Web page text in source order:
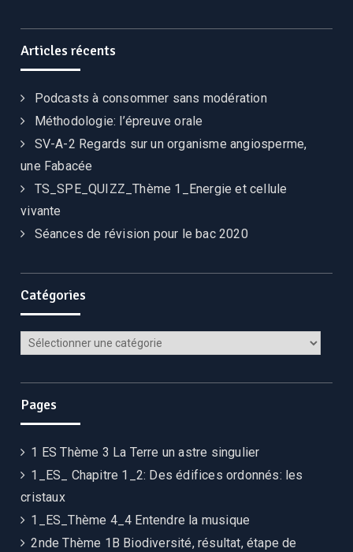
Articles récents
Podcasts à consommer sans modération
Méthodologie: l’épreuve orale
SV-A-2 Regards sur un organisme angiosperme,
une Fabacée
TS_SPE_QUIZZ_Thème 1_Energie et cellule
vivante
Séances de révision pour le bac 2020
Catégories
Pages
1 ES Thème 3 La Terre un astre singulier
1_ES_ Chapitre 1_2: Des édifices ordonnés: les
cristaux
1_ES_Thème 4_4 Entendre la musique
2nde Thème 1B Biodiversité, résultat, étape de